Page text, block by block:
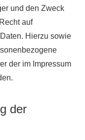
und den Zweck
auf
Hierzu sowie
der im Impressum
der